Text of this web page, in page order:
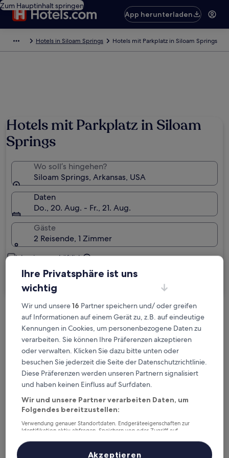
Zum Hauptinhalt springen
App herunterladen
Hotels in Siloam Springs Hotels mit Parkplatz in Siloam Springs
Hotels mit Parkplatz in Siloam
Springs
Wo soll’s hingehen?
Siloam Springs, Arkansas, USA
Daten
Do., 20. Aug. - Fr., 21. Aug.
Gäste
2 Reisende, 1 Zimmer
Ich reise geschäftlich
Suchen
Kostenlose Stornierung bei
Planänderungen
Verdiene Prämien für jede
wahrgenommene Übernachtung
Mehr sparen mit Preisen für Mitglieder
Überprüfe die Preise für diese Daten
Ihre Privatsphäre ist uns
wichtig
Wir und unsere16 Partner speichern und/ oder greifen
auf Informationen auf einem Gerät zu, z.B. auf eindeutige
Kennungen in Cookies, um personenbezogene Daten zu
verarbeiten. Sie können Ihre Präferenzen akzeptieren
oder verwalten. Klicken Sie dazu bitte unten oder
besuchen Sie jederzeit die Seite der Datenschutzrichtlinie.
Diese Präferenzen werden unseren Partnern signalisiert
und haben keinen Einfluss auf Surfdaten.
Wir und unsere Partner verarbeiten Daten, um
Folgendes bereitzustellen:
Verwendung genauer Standortdaten. Endgeräteeigenschaften zur
Identifikation aktiv abfragen. Speichern von oder Zugriff auf
Inhalte, Messung von Werbeleistung und der Performance von Inhalten,
Zielgruppenforschung sowie Entwicklung und Verbesserung von
Akzeptieren